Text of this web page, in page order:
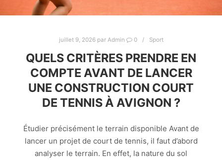
juillet 9, 2026par Admin 0 Sport
QUELS CRITÈRES PRENDRE EN
COMPTE AVANT DE LANCER
UNE CONSTRUCTION COURT
DE TENNIS À AVIGNON ?
Étudier précisément le terrain disponible Avant de
lancer un projet de court de tennis, il faut d’abord
analyser le terrain. En effet, la nature du sol